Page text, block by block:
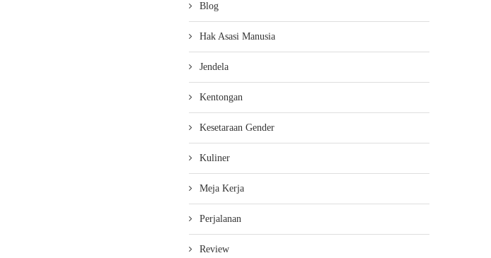
Blog
Hak Asasi Manusia
Jendela
Kentongan
Kesetaraan Gender
Kuliner
Meja Kerja
Perjalanan
Review